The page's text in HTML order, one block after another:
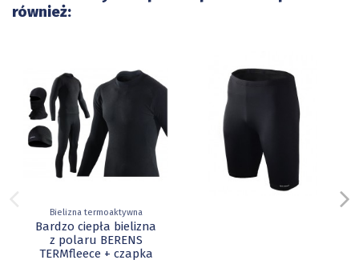
również:
Bielizna termoaktywna
Bardzo ciepła bielizna
z polaru BERENS
TERMfleece + czapka